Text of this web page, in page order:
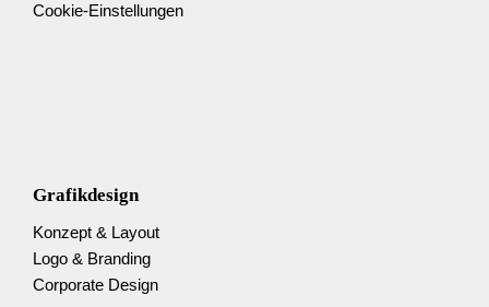
Cookie-Einstellungen
Grafikdesign
Konzept & Layout
Logo & Branding
Corporate Design